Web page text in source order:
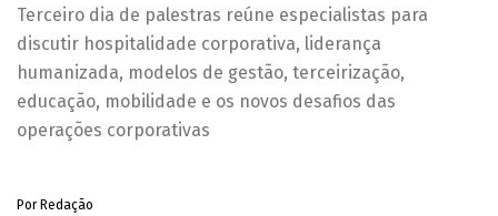
Terceiro dia de palestras reúne especialistas para
discutir hospitalidade corporativa, liderança
humanizada, modelos de gestão, terceirização,
educação, mobilidade e os novos desafios das
operações corporativas
Por Redação